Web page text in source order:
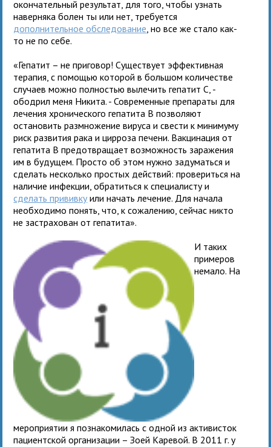
окончательный результат, для того, чтобы узнать
наверняка болен ты или нет, требуется
дополнительное обследование , но все же стало как-
то не по себе.
«Гепатит – не приговор! Существует эффективная
терапия, с помощью которой в большом количестве
случаев можно полностью вылечить гепатит С, -
ободрил меня Никита. - Современные препараты для
лечения хронического гепатита В позволяют
остановить размножение вируса и свести к минимуму
риск развития рака и цирроза печени. Вакцинация от
гепатита В предотвращает возможность заражения
им в будущем. Просто об этом нужно задуматься и
сделать несколько простых действий: провериться на
наличие инфекции, обратиться к специалисту и
сделать прививку или начать лечение. Для начала
необходимо понять, что, к сожалению, сейчас никто
не застрахован от гепатита».
И таких
примеров
немало. На
мероприятии я познакомилась с одной из активисток
пациентской организации – Зоей Каревой. В 2011 г. у